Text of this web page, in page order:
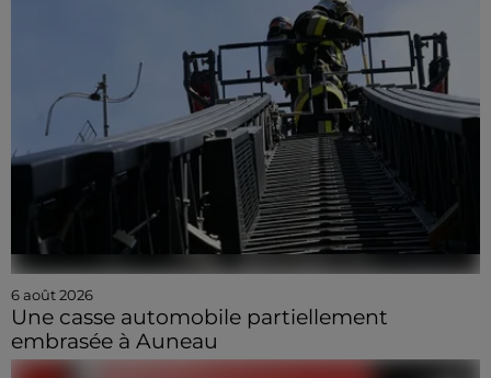
6 août 2026
Une casse automobile partiellement
embrasée à Auneau